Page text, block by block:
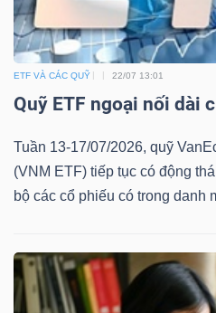
ETF VÀ CÁC QUỸ 22/07 13:01
Quỹ ETF ngoại nối dài
Tuần 13-17/07/2026, quỹ
(VNM ETF) tiếp tục có động
bộ các cổ phiếu có trong danh